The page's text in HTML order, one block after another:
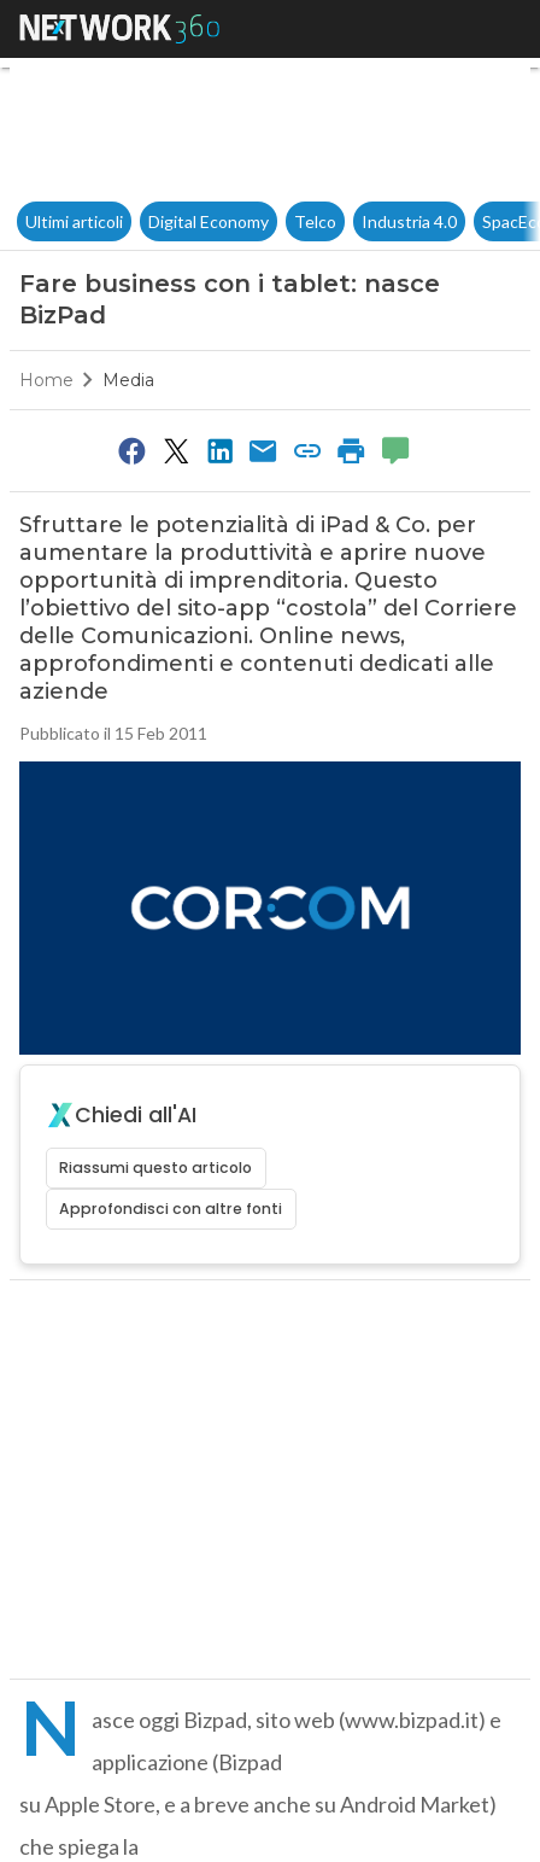
Fare business con i tablet:
Ultimi articoli Digital Economy Telco Industria 4.0
Fare business con i tablet: nasce
BizPad
Home Media
Sfruttare le potenzialità di iPad & Co. per
aumentare la produttività e aprire nuove
opportunità di imprenditoria. Questo
l’obiettivo del sito-app “costola” del Corriere
delle Comunicazioni. Online news,
approfondimenti e contenuti dedicati alle
aziende
Pubblicato il 15 Feb 2011
Chiedi all'AI
Riassumi questo articolo
Approfondisci con altre fonti
N
asce oggi Bizpad, sito web (www.bizpad.it) e
applicazione (Bizpad
su Apple Store, e a breve anche su Android Market)
che spiega la